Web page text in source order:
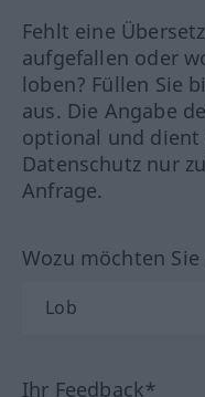
Fehlt eine
aufgefallen oder
loben? Füllen Sie
aus. Die Angabe
optional und dient
Datenschutz nur
Anfrage.
Wozu möchten
Ihr Feedback*